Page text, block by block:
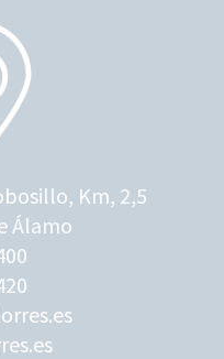
Km, 2,5
Álamo